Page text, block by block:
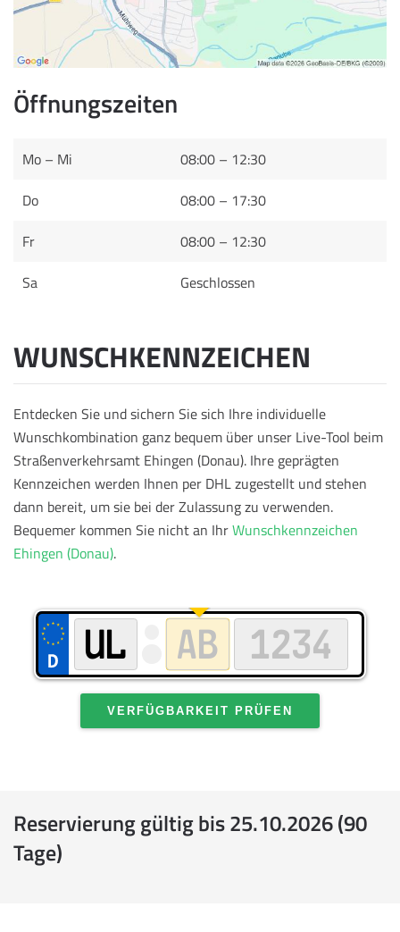
Öffnungszeiten
Mo – Mi
08:00 – 12:30
Do
08:00 – 17:30
Fr
08:00 – 12:30
Sa
Geschlossen
WUNSCHKENNZEICHEN
Entdecken Sie und sichern Sie sich Ihre individuelle
Wunschkombination ganz bequem über unser Live-Tool beim
Straßenverkehrsamt Ehingen (Donau). Ihre geprägten
Kennzeichen werden Ihnen per DHL zugestellt und stehen
dann bereit, um sie bei der Zulassung zu verwenden.
Bequemer kommen Sie nicht an IhrWunschkennzeichen
Ehingen (Donau).
VERFÜGBARKEIT PRÜFEN
Reservierung gültig bis 25.10.2026 (90
Tage)